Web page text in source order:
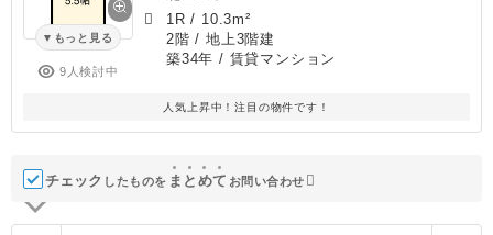
もっと見る
9人検討中
1R / 10.3m²
2階 / 地上3階建
築34年 / 賃貸マンション
人気上昇中！注目の物件です！
チェック したものを ま と めて お問い合わせ